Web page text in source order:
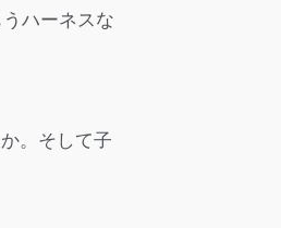
ハーネスな
。そして子